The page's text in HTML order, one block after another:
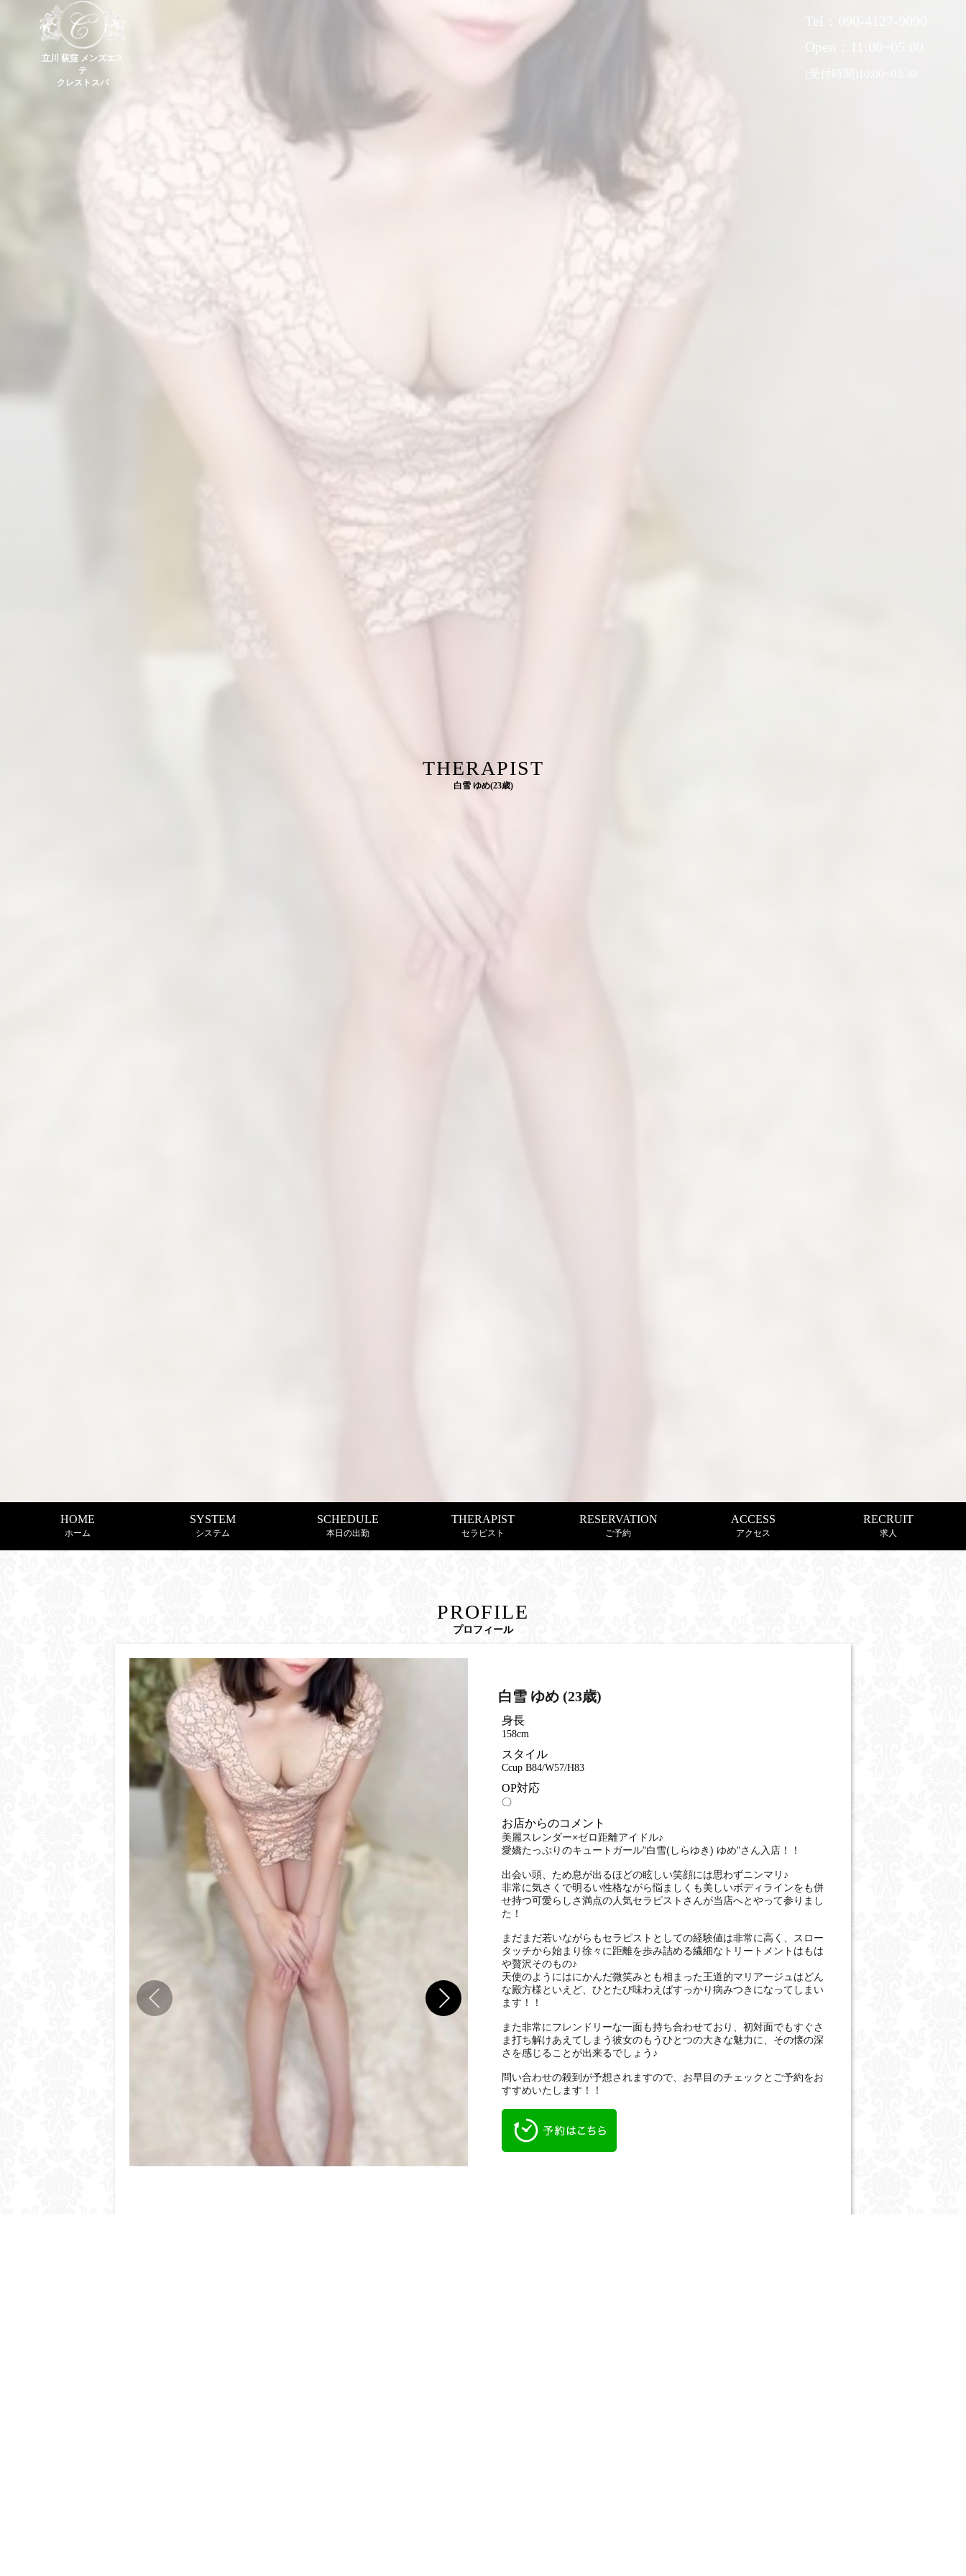
立川 荻窪 メンズエス
テ
クレストスパ
Tel：090-4127-9090
Open：11:00~05:00
HOME
ホーム
SYSTEM
システム
SCHEDULE
本日の出勤
THERAPIST
セラピスト
RESERVATION
ご予約
ACCESS
アクセス
RECRUIT
求人
THERAPIST
白雪 ゆめ(23歳)
PROFILE
プロフィール
白雪 ゆめ (23歳)
身長
158cm
スタイル
Ccup B84/W57/H83
OP対応
〇
お店からのコメント
美麗スレンダー×ゼロ距離アイドル♪
愛嬌たっぷりのキュートガール"白雪(しらゆき) ゆめ"さん入店！！
出会い頭、ため息が出るほどの眩しい笑顔には思わずニンマリ♪
非常に気さくで明るい性格ながら悩ましくも美しいボディラインをも併
せ持つ可愛らしさ満点の人気セラピストさんが当店へとやって参りまし
た！
まだまだ若いながらもセラピストとしての経験値は非常に高く、スロー
タッチから始まり徐々に距離を歩み詰める繊細なトリートメントはもは
や贅沢そのもの♪
天使のようにはにかんだ微笑みとも相まった王道的マリアージュはどん
な殿方様といえど、ひとたび味わえばすっかり病みつきになってしまい
ます！！
また非常にフレンドリーな一面も持ち合わせており、初対面でもすぐさ
ま打ち解けあえてしまう彼女のもうひとつの大きな魅力に、その懐の深
さを感じることが出来るでしょう♪
問い合わせの殺到が予想されますので、お早目のチェックとご予約をお
すすめいたします！！